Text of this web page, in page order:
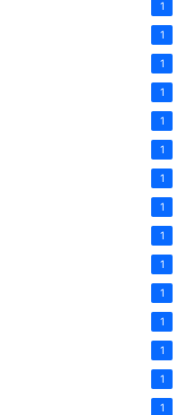
1
1
1
1
1
1
1
1
1
1
1
1
1
1
1